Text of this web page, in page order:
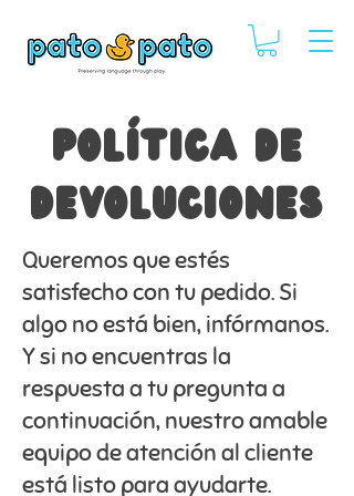
POLÍTICA DE
DEVOLUCIONES
Queremos que estés
satisfecho con tu pedido. Si
algo no está bien, infórmanos.
Y si no encuentras la
respuesta a tu pregunta a
continuación, nuestro amable
equipo de atención al cliente
está listo para ayudarte.